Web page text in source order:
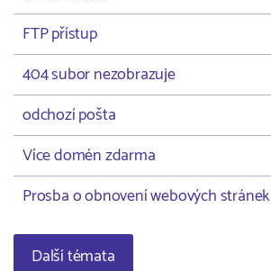
FTP přístup
404 subor nezobrazuje
odchozí pošta
Více domén zdarma
Prosba o obnovení webových stránek
Další témata